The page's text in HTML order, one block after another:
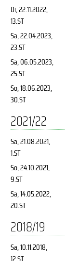
Di, 22.11.2022,
13.ST
Sa, 22.04.2023,
23.ST
Sa, 06.05.2023,
25.ST
So, 18.06.2023,
30.ST
2021/22
Sa, 21.08.2021,
1.ST
So, 24.10.2021,
9.ST
Sa, 14.05.2022,
20.ST
2018/19
Sa, 10.11.2018,